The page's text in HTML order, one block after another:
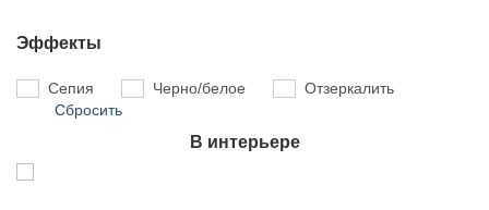
Эффекты
Сепия Черно/белое
Отзеркалить
Сбросить
В интерьере